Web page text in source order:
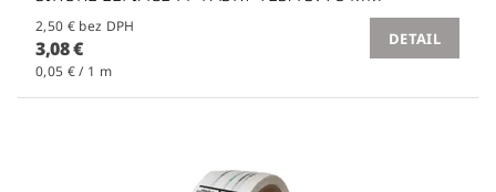
2,50 € bez DPH
3,08 €
0,05 € / 1 m
DETAIL